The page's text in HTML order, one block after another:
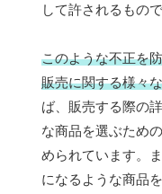
して許されるもの
このような不正を
販売に関する様々
ば、販売する際の
な商品を選ぶため
められています。
になるような商品